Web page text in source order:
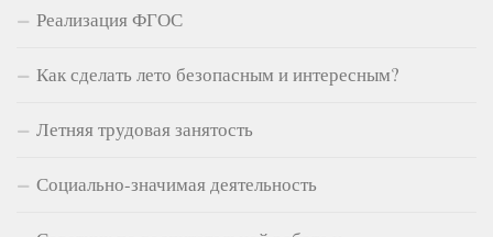
Реализация ФГОС
Как сделать лето безопасным и интересным?
Летняя трудовая занятость
Социально-значимая деятельность